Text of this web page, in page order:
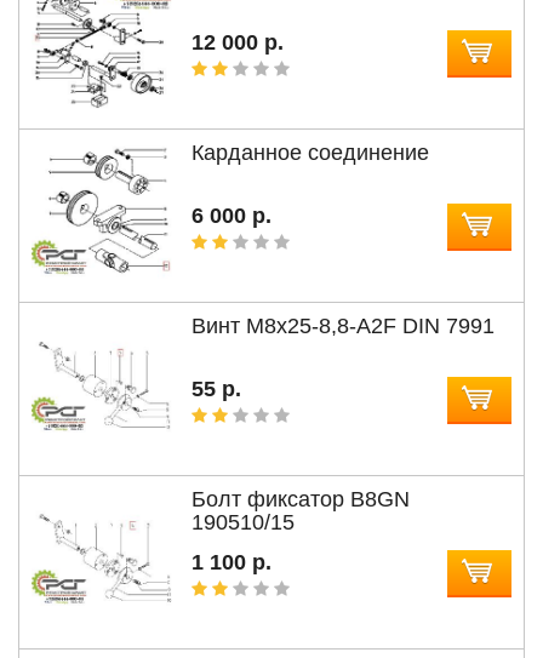
12 000 р.
Карданное соединение
6 000 р.
Винт М8x25-8,8-A2F DIN 7991
55 р.
Болт фиксатор B8GN
190510/15
1 100 р.